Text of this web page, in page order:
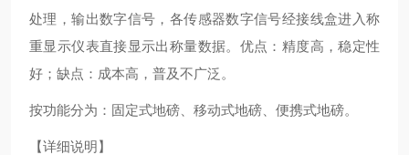
处理，输出数字信号，各传感器数字信号经接线盒进入称
重显示仪表直接显示出称量数据。优点：精度高，稳定性
好；缺点：成本高，普及不广泛。
按功能分为：固定式地磅、移动式地磅、便携式地磅。
【详细说明】